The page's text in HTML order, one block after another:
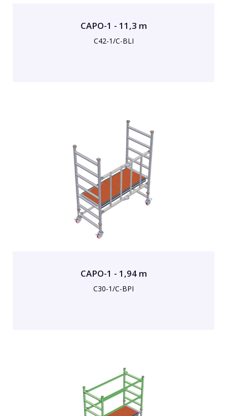
CAPO-1 - 11,3 m
C42-1/C-BLI
CAPO-1 - 1,94 m
C30-1/C-BPI